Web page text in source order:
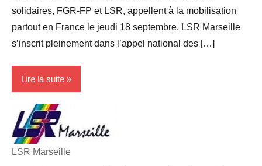
solidaires, FGR-FP et LSR, appellent à la mobilisation
partout en France le jeudi 18 septembre. LSR Marseille
s’inscrit pleinement dans l’appel national des […]
Lire la suite
Blog
groupe
des 9
LSR Marseille